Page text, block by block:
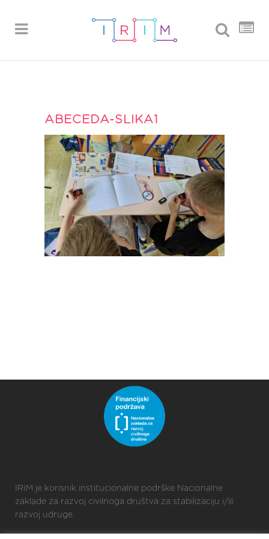
ABECEDA-SLIKA1
IRIM je korisnik institucionalne podrške Nacionalne
zaklade za razvoj civilnoga društva za stabilizaciju i/ili
razvoj udruge.